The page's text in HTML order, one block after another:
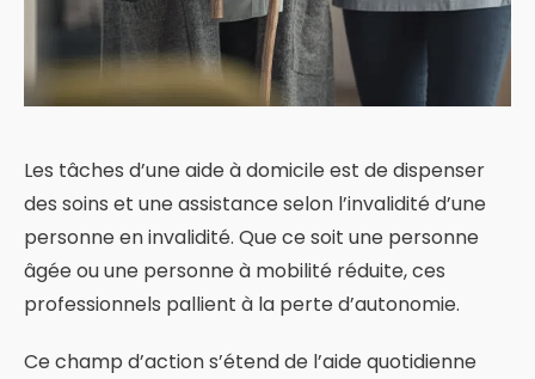
Les tâches d’une aide à domicile est de dispenser
des soins et une assistance selon l’invalidité d’une
personne en invalidité. Que ce soit une personne
âgée ou une personne à mobilité réduite, ces
professionnels pallient à la perte d’autonomie.
Ce champ d’action s’étend de l’aide quotidienne